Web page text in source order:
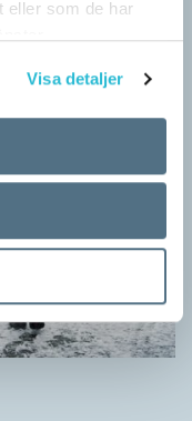
eller som de har
Visa detaljer